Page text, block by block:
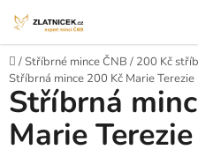
Domů
/Stříbrné mince ČNB / 200 Kč
Stříbrná mince 200 Kč Marie
Stříbrná
Marie